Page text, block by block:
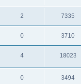
2 7335
0 3710
4 18023
0 3494